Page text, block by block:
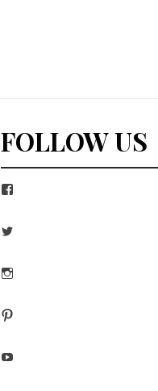
FOLLOW US
Facebook
Twitter
Instagram
Pinterest
YouTube